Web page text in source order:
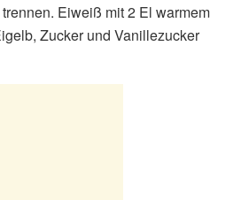
Eiweiß mit 2 El warmem
Zucker und Vanillezucker